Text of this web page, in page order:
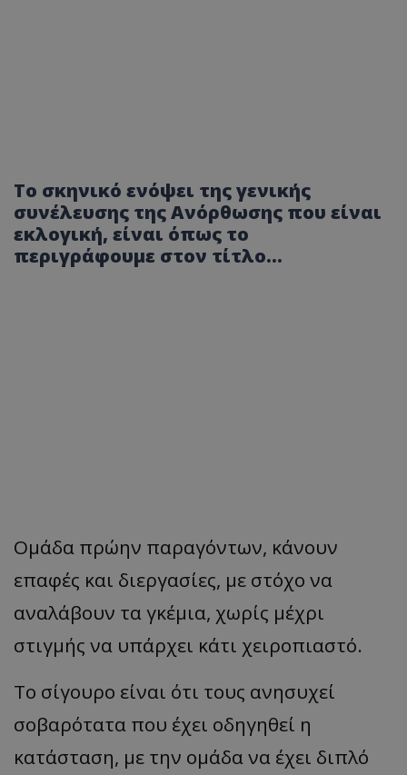
Το σκηνικό ενόψει της γενικής
συνέλευσης της Ανόρθωσης που είναι
εκλογική, είναι όπως το
περιγράφουμε στον τίτλο…
Ομάδα πρώην παραγόντων, κάνουν
επαφές και διεργασίες, με στόχο να
αναλάβουν τα γκέμια, χωρίς μέχρι
στιγμής να υπάρχει κάτι χειροπιαστό.
Το σίγουρο είναι ότι τους ανησυχεί
σοβαρότατα που έχει οδηγηθεί η
κατάσταση, με την ομάδα να έχει διπλό